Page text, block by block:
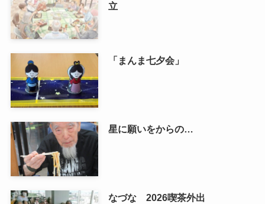
立
「まんま七夕会」
星に願いをからの…
なづな 2026喫茶外出